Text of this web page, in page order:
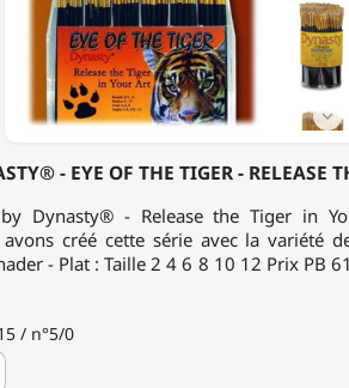
- EYE OF THE TIGER - RELEASE

Dynasty® - Release the Tiger in
créé cette série avec la variété
- Plat : Taille 2 4 6 8 10 12 Prix PB
/ n°5/0